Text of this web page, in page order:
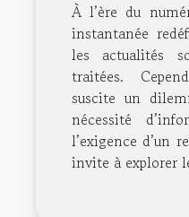
À l’ère du
instantanée
les actualités
traitées.
suscite un
nécessité
l’exigence d’un
invite à explorer